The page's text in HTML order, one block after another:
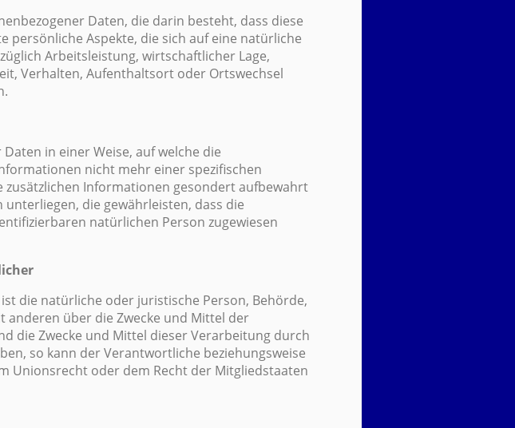
Daten, die darin besteht, dass diese
persönliche Aspekte, die sich auf eine natürliche
Arbeitsleistung, wirtschaftlicher Lage,
Verhalten, Aufenthaltsort oder Ortswechsel
in einer Weise, auf welche die
nicht mehr einer spezifischen
Informationen gesondert aufbewahrt
die gewährleisten, dass die
natürlichen Person zugewiesen
die natürliche oder juristische Person, Behörde,
anderen über die Zwecke und Mittel der
die Zwecke und Mittel dieser Verarbeitung durch
so kann der Verantwortliche beziehungsweise
Unionsrecht oder dem Recht der Mitgliedstaaten